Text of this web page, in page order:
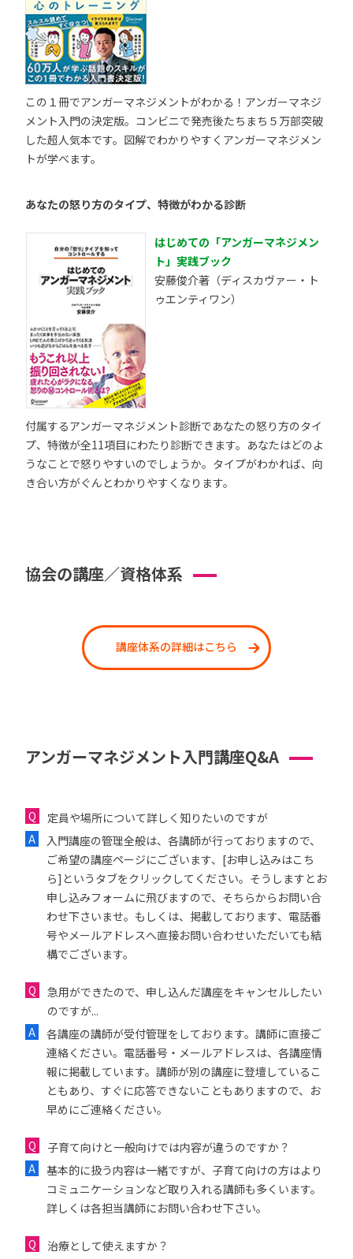
この１冊でアンガーマネジメントがわかる！アンガーマネジ
メント入門の決定版。コンビニで発売後たちまち５万部突破
した超人気本です。図解でわかりやすくアンガーマネジメン
トが学べます。
あなたの怒り方のタイプ、特徴がわかる診断
はじめての「アンガーマネジメン
ト」実践ブック
安藤俊介著（ディスカヴァー・ト
ゥエンティワン）
付属するアンガーマネジメント診断であなたの怒り方のタイ
プ、特徴が全11項目にわたり診断できます。あなたはどのよ
うなことで怒りやすいのでしょうか。タイプがわかれば、向
き合い方がぐんとわかりやすくなります。
協会の講座／資格体系
講座体系の詳細はこちら
アンガーマネジメント入門講座Q&A
定員や場所について詳しく知りたいのですが
入門講座の管理全般は、各講師が行っておりますので、
ご希望の講座ページにございます、[お申し込みはこち
ら]というタブをクリックしてください。そうしますとお
申し込みフォームに飛びますので、そちらからお問い合
わせ下さいませ。もしくは、掲載しております、電話番
号やメールアドレスへ直接お問い合わせいただいても結
構でございます。
急用ができたので、申し込んだ講座をキャンセルしたい
のですが...
各講座の講師が受付管理をしております。講師に直接ご
連絡ください。電話番号・メールアドレスは、各講座情
報に掲載しています。講師が別の講座に登壇しているこ
ともあり、すぐに応答できないこともありますので、お
早めにご連絡ください。
子育て向けと一般向けでは内容が違うのですか？
基本的に扱う内容は一緒ですが、子育て向けの方はより
コミュニケーションなど取り入れる講師も多くいます。
詳しくは各担当講師にお問い合わせ下さい。
治療として使えますか？